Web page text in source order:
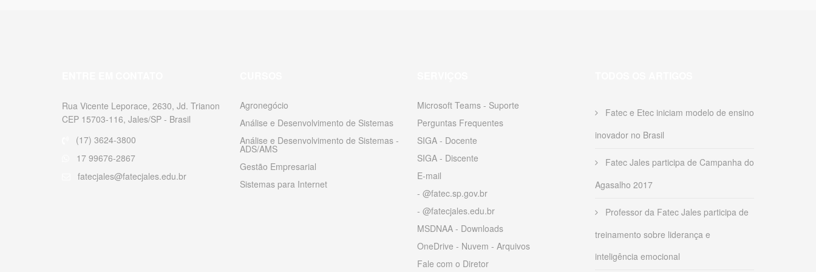
Rua Vicente Leporace, 2630, Jd. Trianon
CEP 15703-116, Jales/SP - Brasil
(17) 3624-3800
17 99676-2867
fatecjales@fatecjales.edu.br
Agronegócio
Análise e Desenvolvimento de Sistemas
Análise e Desenvolvimento de Sistemas -
ADS/AMS
Gestão Empresarial
Sistemas para Internet
Microsoft Teams - Suporte
Perguntas Frequentes
SIGA - Docente
SIGA - Discente
E-mail
- @fatec.sp.gov.br
- @fatecjales.edu.br
MSDNAA - Downloads
OneDrive - Nuvem - Arquivos
Fale com o Diretor
Fatec e Etec iniciam modelo de ensino
inovador no Brasil
Fatec Jales participa de Campanha do
Agasalho 2017
Professor da Fatec Jales participa de
treinamento sobre liderança e
inteligência emocional